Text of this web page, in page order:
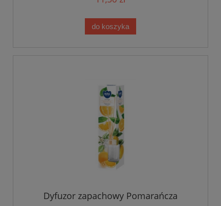
do koszyka
Dyfuzor zapachowy Pomarańcza